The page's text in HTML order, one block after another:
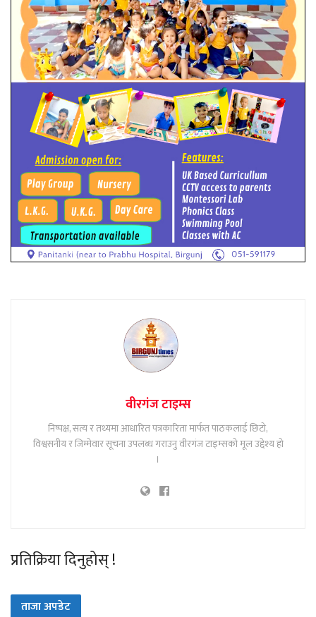
वीरगंज टाइम्स
निष्पक्ष, सत्य र तथ्यमा आधारित पत्रकारिता मार्फत पाठकलाई छिटो,
विश्वसनीय र जिम्मेवार सूचना उपलब्ध गराउनु वीरगंज टाइम्सको मूल उद्देश्य हो
।
प्रतिक्रिया दिनुहोस् !
ताजा अपडेट